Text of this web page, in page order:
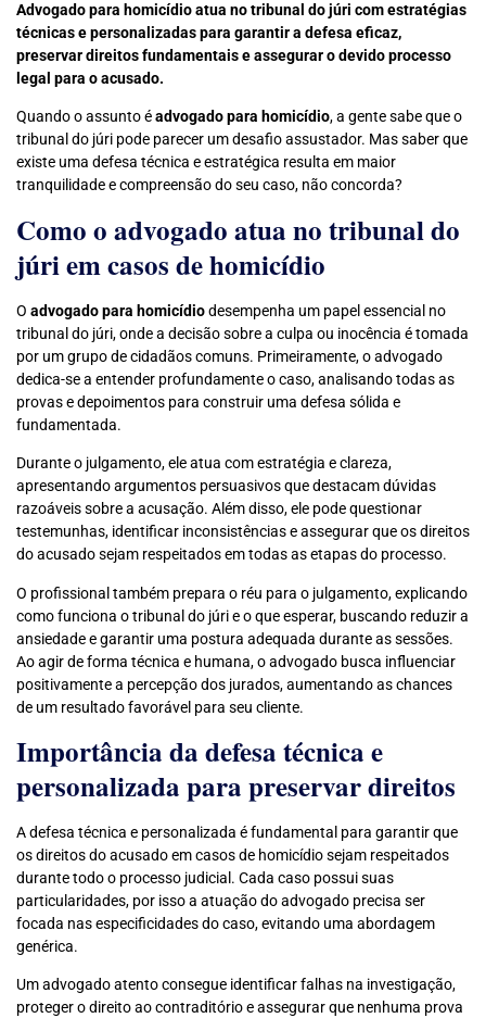
Advogado para homicídio atua no tribunal do júri com estratégias
técnicas e personalizadas para garantir a defesa eficaz,
preservar direitos fundamentais e assegurar o devido processo
legal para o acusado.
Quando o assunto éadvogado para homicídio, a gente sabe que o
tribunal do júri pode parecer um desafio assustador. Mas saber que
existe uma defesa técnica e estratégica resulta em maior
tranquilidade e compreensão do seu caso, não concorda?
Como o advogado atua no tribunal do
júri em casos de homicídio
O advogado para homicídiodesempenha um papel essencial no
tribunal do júri, onde a decisão sobre a culpa ou inocência é tomada
por um grupo de cidadãos comuns. Primeiramente, o advogado
dedica-se a entender profundamente o caso, analisando todas as
provas e depoimentos para construir uma defesa sólida e
fundamentada.
Durante o julgamento, ele atua com estratégia e clareza,
apresentando argumentos persuasivos que destacam dúvidas
razoáveis sobre a acusação. Além disso, ele pode questionar
testemunhas, identificar inconsistências e assegurar que os direitos
do acusado sejam respeitados em todas as etapas do processo.
O profissional também prepara o réu para o julgamento, explicando
como funciona o tribunal do júri e o que esperar, buscando reduzir a
ansiedade e garantir uma postura adequada durante as sessões.
Ao agir de forma técnica e humana, o advogado busca influenciar
positivamente a percepção dos jurados, aumentando as chances
de um resultado favorável para seu cliente.
Importância da defesa técnica e
personalizada para preservar direitos
A defesa técnica e personalizada é fundamental para garantir que
os direitos do acusado em casos de homicídio sejam respeitados
durante todo o processo judicial. Cada caso possui suas
particularidades, por isso a atuação do advogado precisa ser
focada nas especificidades do caso, evitando uma abordagem
genérica.
Um advogado atento consegue identificar falhas na investigação,
proteger o direito ao contraditório e assegurar que nenhuma prova